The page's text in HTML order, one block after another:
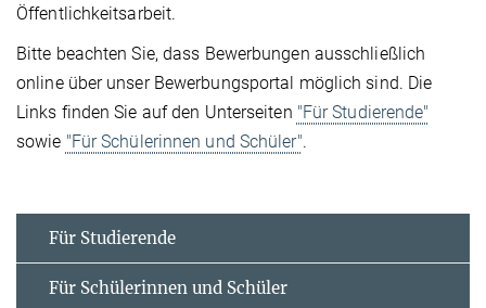
Öffentlichkeitsarbeit.
Bitte beachten Sie, dass Bewerbungen ausschließlich
online über unser Bewerbungsportal möglich sind. Die
Links finden Sie auf den Unterseiten "Für Studierende"
sowie "Für Schülerinnen und Schüler".
Für Studierende
Für Schülerinnen und Schüler